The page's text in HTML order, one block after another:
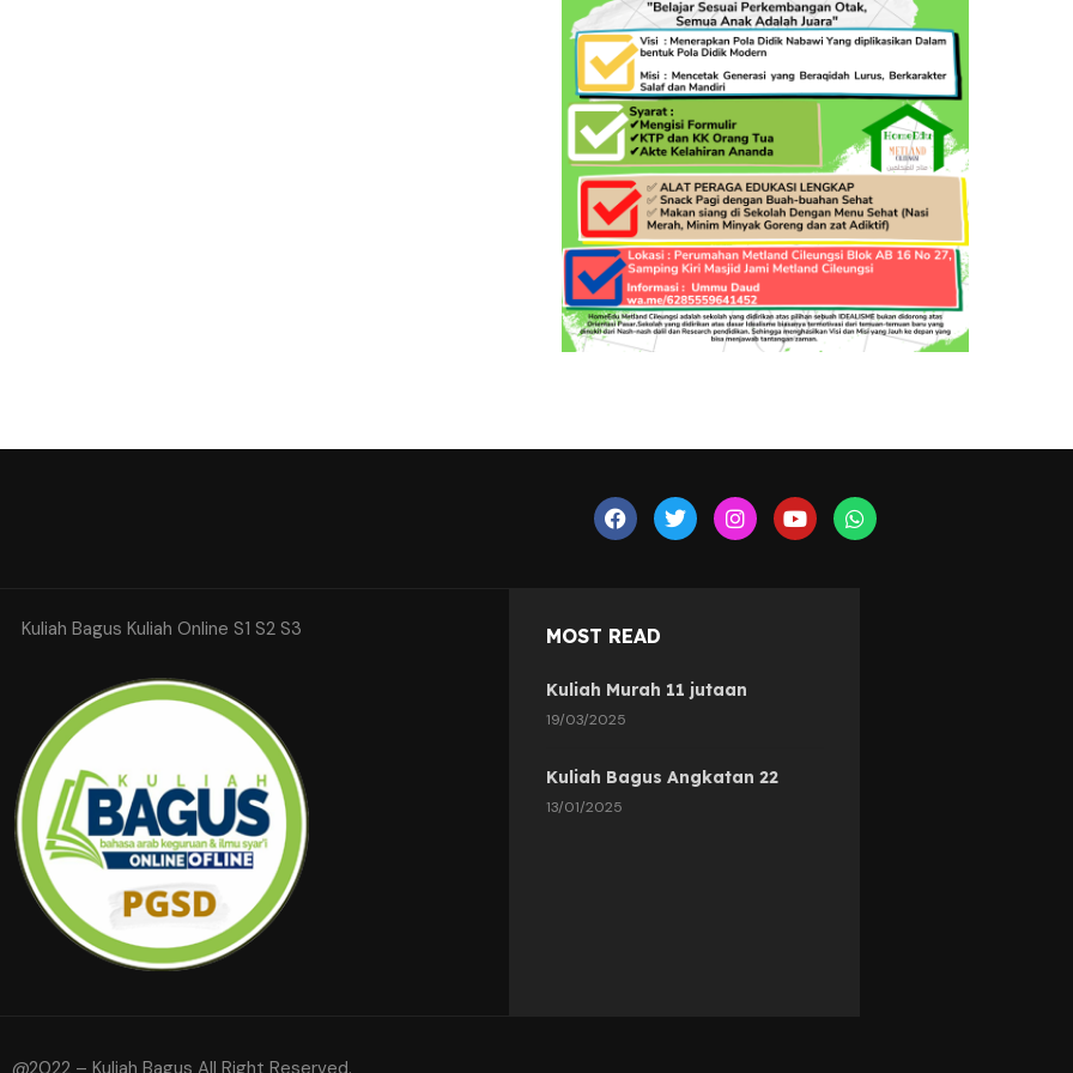
Kuliah Bagus Kuliah Online S1 S2 S3 MOST READ
Kuliah Murah 11 jutaan
19/03/2025
Kuliah Bagus Angkatan 22
13/01/2025